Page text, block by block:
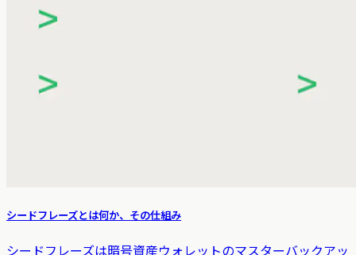
シードフレーズとは何か、その仕組み
シードフレーズは暗号資産ウォレットのマスターバックアッ